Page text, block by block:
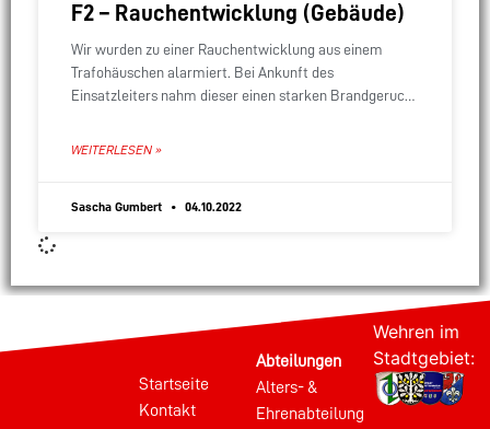
F2 – Rauchentwicklung (Gebäude)
Wir wurden zu einer Rauchentwicklung aus einem
Trafohäuschen alarmiert. Bei Ankunft des
Einsatzleiters nahm dieser einen starken Brandgeruch
WEITERLESEN »
Sascha Gumbert 04.10.2022
Startseite
Kontakt
Abteilungen
Alters- &
Ehrenabteilung
Wehren im
Stadtgebiet: